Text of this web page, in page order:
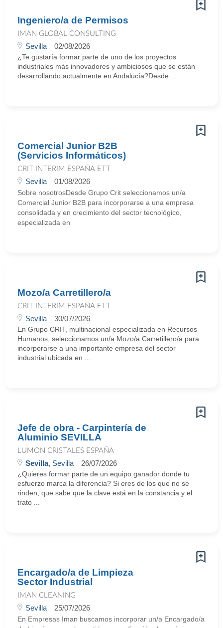
Ingeniero/a de Permisos
IMAN GLOBAL CONSULTING
Sevilla 02/08/2026
¿Te gustaría formar parte de uno de los proyectos
industriales más innovadores y ambiciosos que se están
desarrollando actualmente en Andalucía?Desde ...
Comercial Junior B2B
(Servicios Informáticos)
CRIT INTERIM ESPAÑA ETT
Sevilla 01/08/2026
Sobre nosotrosDesde Grupo Crit seleccionamos un/a
Comercial Junior B2B para incorporarse a una empresa
consolidada y en crecimiento del sector tecnológico,
especializada en
Mozo/a Carretillero/a
CRIT INTERIM ESPAÑA ETT
Sevilla 30/07/2026
En Grupo CRIT, multinacional especializada en Recursos
Humanos, seleccionamos un/a Mozo/a Carretillero/a para
incorporarse a una importante empresa del sector
industrial ubicada en ...
Jefe de obra - Carpintería de
Aluminio SEVILLA
LUMON CRISTALES ESPAÑA
Sevilla, Sevilla 26/07/2026
¿Quieres formar parte de un equipo ganador donde tu
esfuerzo marca la diferencia? Si eres de los que no se
rinden, que sabe que la clave está en la constancia y el
trato ...
Encargado/a de Limpieza
Sector Industrial
IMAN CLEANING
Sevilla 25/07/2026
En Empresas Iman buscamos incorporar un/a Encargado/a